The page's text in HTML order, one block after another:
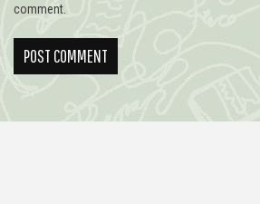
comment.